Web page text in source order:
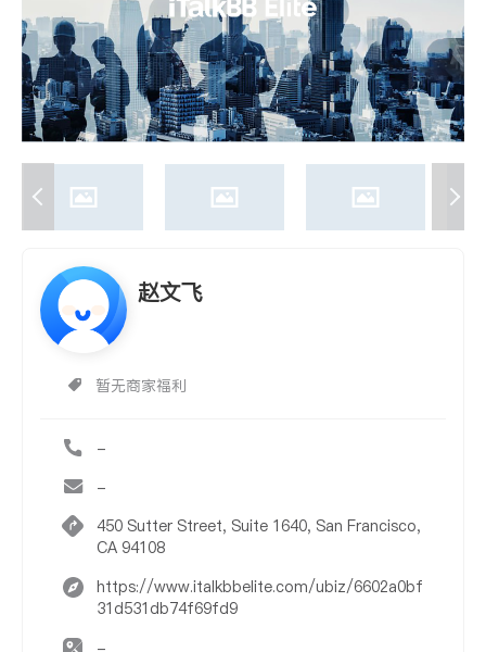
养老 非盈利组织
赵文飞
暂无商家福利
-
-
450 Sutter Street, Suite 1640, San Francisco,
CA 94108
https://www.italkbbelite.com/ubiz/6602a0bf
31d531db74f69fd9